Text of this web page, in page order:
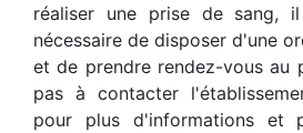
réaliser une prise de sang,
nécessaire de disposer d'une
et de prendre rendez-vous au
pas à contacter
pour plus d'informations et